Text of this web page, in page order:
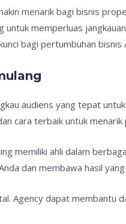
menarik bagi bisnis
memperluas
bagi pertumbuhan bisnis
audiens yang tepat
cara terbaik untuk
memiliki ahli dalam
dan membawa hasil yang
Agency dapat membantu